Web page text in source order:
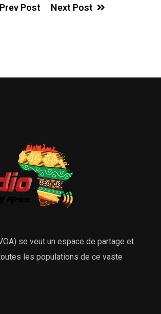
Prev Post Next Post
se veut un espace de partage et
les populations de ce vaste